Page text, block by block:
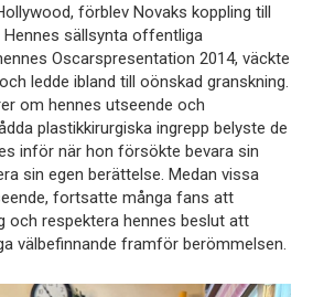
förblev Novaks koppling till
Hennes sällsynta offentliga
Oscarspresentation 2014, väckte
ledde ibland till oönskad granskning.
om hennes utseende och
plastikkirurgiska ingrepp belyste de
inför när hon försökte bevara sin
sin egen berättelse. Medan vissa
fortsatte många fans att
och respektera hennes beslut att
välbefinnande framför berömmelsen.